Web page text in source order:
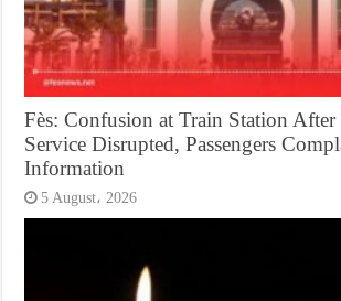
Fès: Confusion at Train Station After
Service Disrupted, Passengers
Information
5 August، 2026